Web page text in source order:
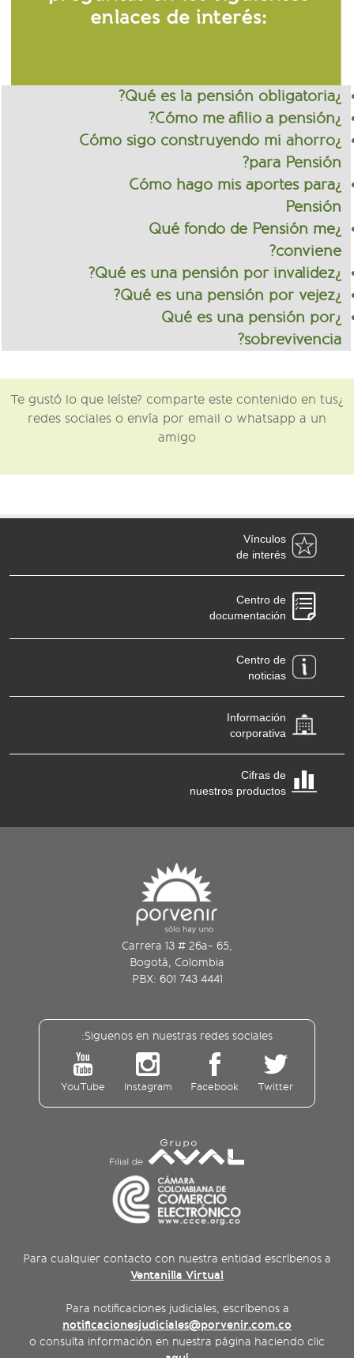
¿Cómo sigo construyendo mi ahorro
para Pensión?
¿Cómo hago mis aportes para
Pensión
¿Qué fondo de Pensión me
conviene?
¿Qué es una pensión por
sobrevivencia?
¿Te gustó lo que leíste? comparte este contenido en tus
redes sociales o envía por email o whatsapp a un
amigo
Vínculos
de interés
Centro de
documentación
Centro de
noticias
Información
corporativa
Cifras de
nuestros productos
Carrera 13 # 26a- 65,
Bogotá, Colombia
PBX: 601 743 4441
Siguenos en nuestras redes sociales:
Twitter
Facebook
Instagram
YouTube
Para cualquier contacto con nuestra entidad escríbenos a
Ventanilla Virtual
Para notificaciones judiciales, escríbenos a
notificacionesjudiciales@porvenir.com.co
o consulta información en nuestra página haciendo clic